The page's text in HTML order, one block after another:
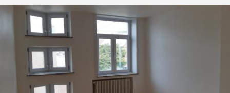
Uniquement pour étudiants : 3 chambres à louer dans grande
maison de 6 chambres, située à NIVELLES près de la Haute école
HE2B. Chaque chambre dispose d'un lavabo et la maison est
composée de 2 salles de bain et 1 salle de douche, d'une grande
cuisine et un grand living communs. La maison est...